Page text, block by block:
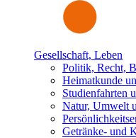
Gesellschaft, Leben
Politik, Recht,
Heimatkunde
Studienfahrten
Natur, Umwelt
Getränke- und